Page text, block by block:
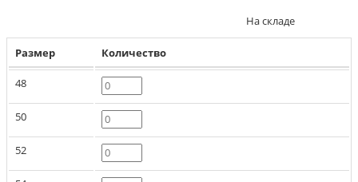
На складе
Размер Количество
48
50
52